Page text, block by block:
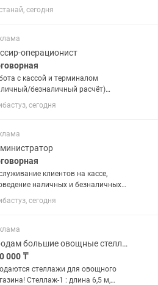
или старшим
в сфере HoReCa от 1 года.
и высокий уровень сервиса. ...
сегодня
операционист
с кассой и терминалом
безналичный расчёт)
и закрытие смены, ведение
дисциплины Контроль
сегодня
клиентов на кассе,
наличных и безналичных
чеков,
и обменов товаров/услуги
кассовой отчетности
сегодня
Продам большие овощные стеллажи
000 ₸
стеллажи для овощного
Стеллаж-1 : длина 6,5 м,